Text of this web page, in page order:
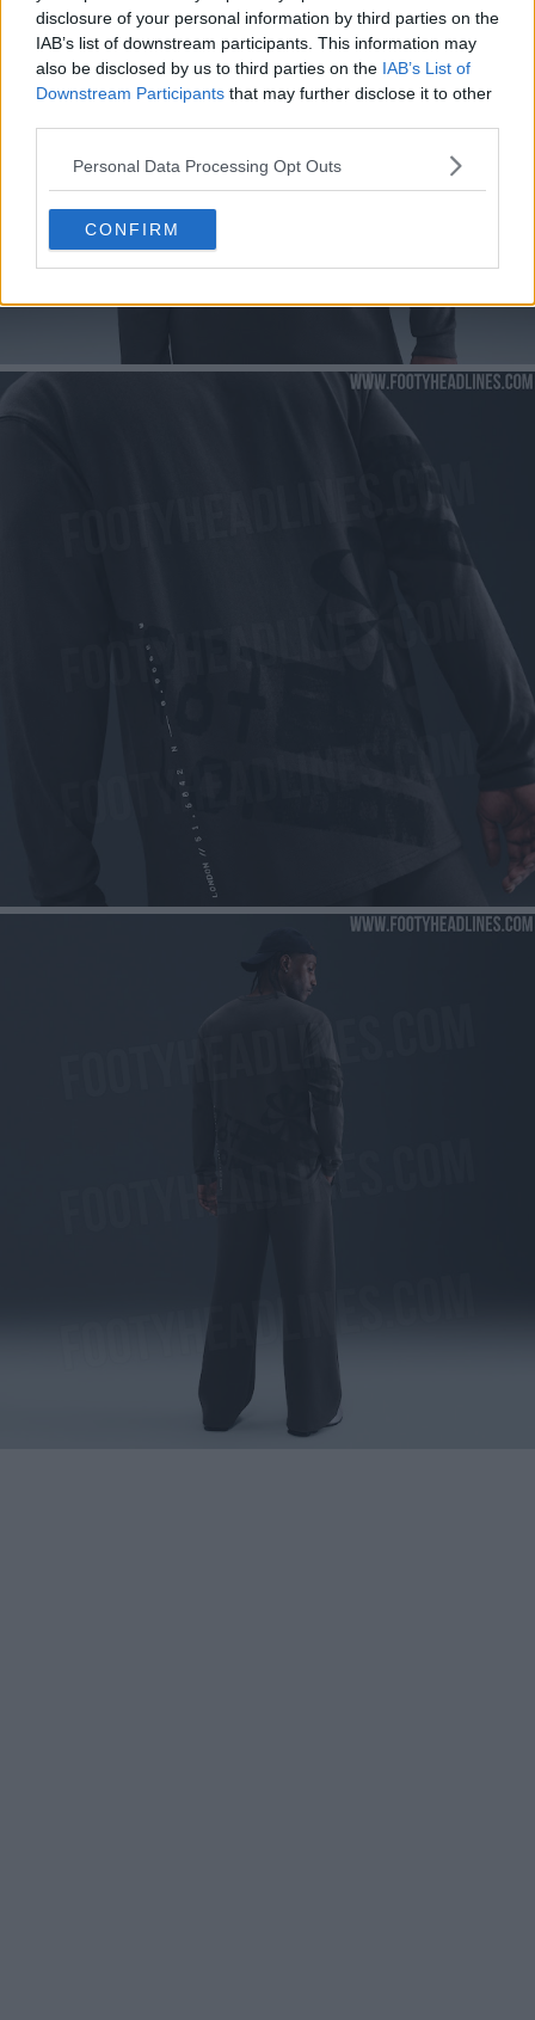
disclosure of your personal information by third parties on the
IAB’s list of downstream participants. This information may
also be disclosed by us to third parties on the IAB’s List of
Downstream Participants that may further disclose it to other
Personal Data Processing Opt Outs
CONFIRM